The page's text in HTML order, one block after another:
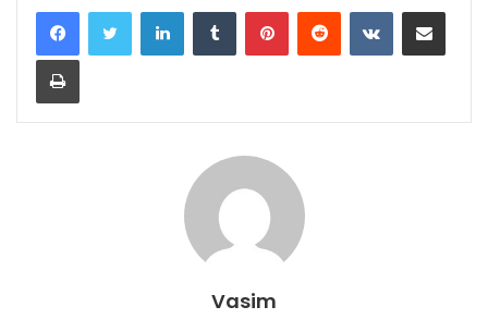
LinkedInTumblr PinterestReddit VKontakteShare via Email
Print
Vasim